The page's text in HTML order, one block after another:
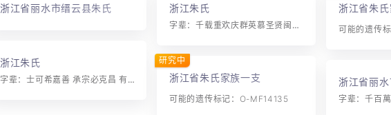
浙江省丽水市缙云县朱氏 浙江朱氏
字辈：千载重欢庆群英慕圣贤闽越宗功业卢舒祖德基根深树丰茂蒂固木丛衍颂歌震寰宇子孙永相连
浙江省朱
可能的遗传
浙江朱氏
字辈：士可希嘉善 承宗必克昌 有人宏世德 永以应邦祥 浙江省朱氏家族一支
可能的遗传标记：O-MF14135
研究中
浙江省丽
朱氏